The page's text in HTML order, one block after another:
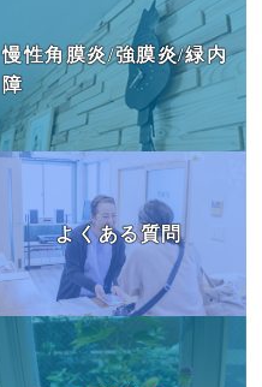
慢性角膜炎/強膜炎/緑内
障
よくある質問